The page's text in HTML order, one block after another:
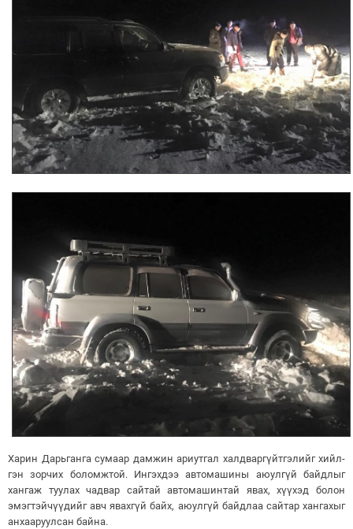
Харин Дарьганга сумаар дамжин ариутгал халдваргүйтгэлийг хийл­
гэн зорчих боломжтой. Ингэхдээ автомашины аюулгүй байдлыг
хангаж туулах чадвар сайтай автомашинтай явах, хүүхэд болон
эмэгтэйчүүдийг авч явахгүй байх, аюулгүй байдлаа сайтар хангахыг
анхааруулсан байна.